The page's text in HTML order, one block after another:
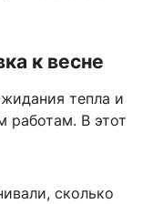
к весне
тепла и
работам. В этот
сколько